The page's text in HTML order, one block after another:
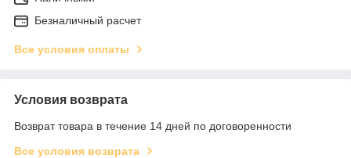
Безналичный расчет
Все условия оплаты
Условия возврата
Возврат товара в течение 14 дней по договоренности
Все условия возврата